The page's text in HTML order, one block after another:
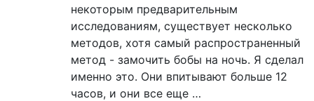
некоторым предварительным
исследованиям, существует несколько
методов, хотя самый распространенный
метод - замочить бобы на ночь. Я сделал
именно это. Они впитывают больше 12
часов, и они все еще …